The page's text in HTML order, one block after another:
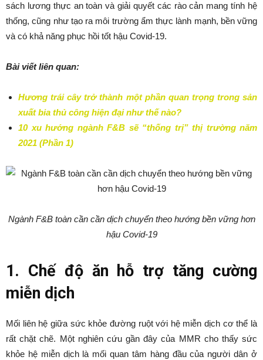
sách lương thực an toàn và giải quyết các rào cản mang tính hệ
thống, cũng như tạo ra môi trường ẩm thực lành mạnh, bền vững
và có khả năng phục hồi tốt hậu Covid-19.
Bài viết liên quan:
Hương trái cây trở thành một phần quan trọng trong sản
xuất bia thủ công hiện đại như thế nào?
10 xu hướng ngành F&B sẽ “thống trị” thị trường năm
2021 (Phần 1)
Ngành F&B toàn cần cần dịch chuyển theo hướng bền vững hơn
hậu Covid-19
1. Chế độ ăn hỗ trợ tăng cường
miễn dịch
Mối liên hệ giữa sức khỏe đường ruột với hệ miễn dịch cơ thể là
rất chặt chẽ. Một nghiên cứu gần đây của MMR cho thấy sức
khỏe hệ miễn dịch là mối quan tâm hàng đầu của người dân ở